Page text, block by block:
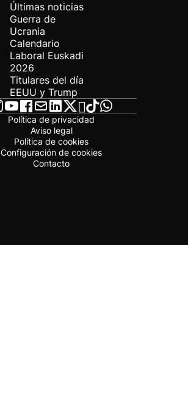
Últimas noticias
Guerra de
Ucrania
Calendario
Laboral Euskadi
2026
Titulares del día
EEUU y Trump
Política de privacidad
Aviso legal
Política de cookies
Configuración de cookies
Contacto